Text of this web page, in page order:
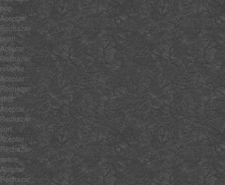
pop
Aceptar
Rechazar
push
Aceptar
Rechazar
reverse
Aceptar
Rechazar
shift
Aceptar
Rechazar
sort
Aceptar
Rechazar
splice
Aceptar
Rechazar